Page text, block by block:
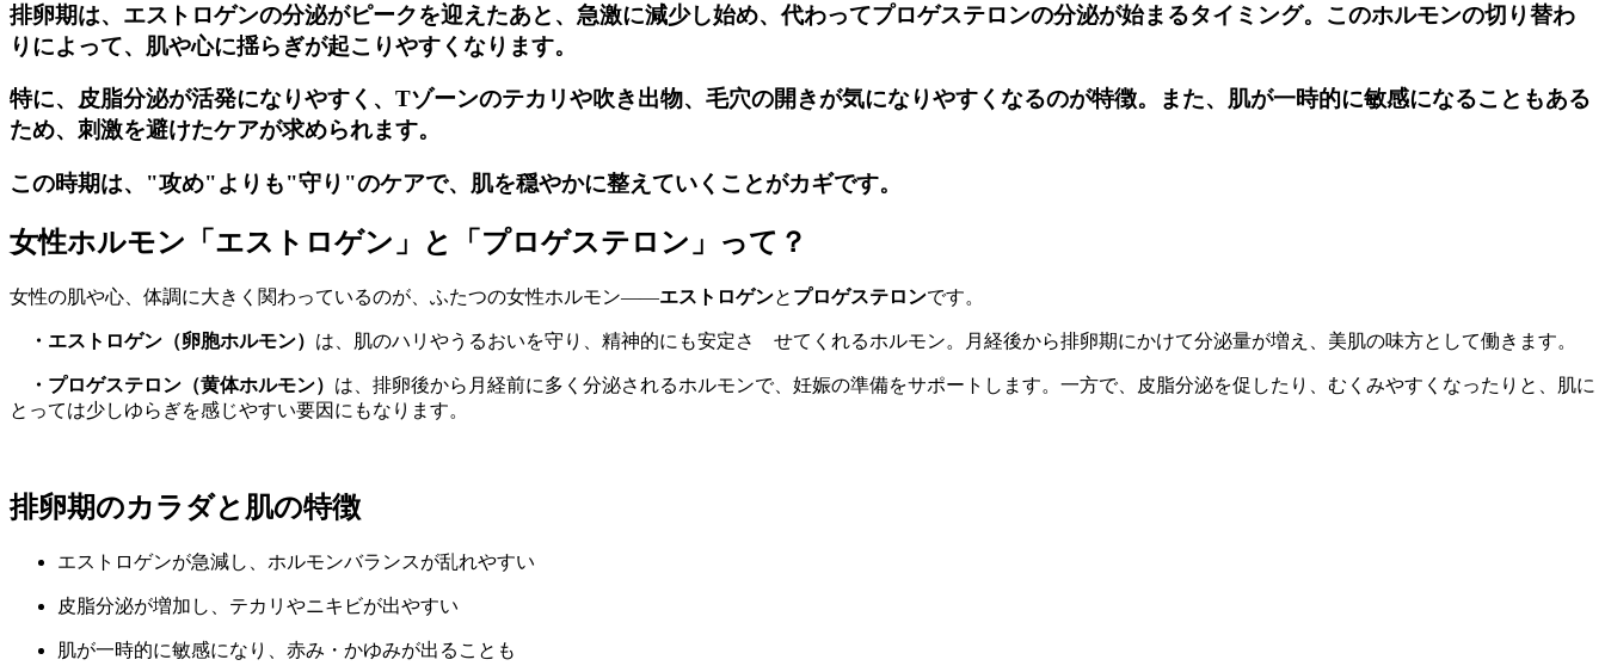
排卵期は、エストロゲンの分泌がピークを迎えたあと、急激に減少し始め、代わってプロゲステロンの分泌が始まるタイミング。このホルモンの切り替わ
りによって、肌や心に揺らぎが起こりやすくなります。
特に、皮脂分泌が活発になりやすく、Tゾーンのテカリや吹き出物、毛穴の開きが気になりやすくなるのが特徴。また、肌が一時的に敏感になることもある
ため、刺激を避けたケアが求められます。
この時期は、"攻め"よりも"守り"のケアで、肌を穏やかに整えていくことがカギです。
女性ホルモン「エストロゲン」と「プロゲステロン」って？
女性の肌や心、体調に大きく関わっているのが、ふたつの女性ホルモン――エストロゲンと プロゲステロンです。
・エストロゲン（卵胞ホルモン） は、肌のハリやうるおいを守り、精神的にも安定さ せてくれるホルモン。月経後から排卵期にかけて分泌量が増え、美肌の味方として働きます。
・プロゲステロン（黄体ホルモン） は、排卵後から月経前に多く分泌されるホルモンで、妊娠の準備をサポートします。一方で、皮脂分泌を促したり、むくみやすくなったりと、肌に
とっては少しゆらぎを感じやすい要因にもなります。
排卵期のカラダと肌の特徴
エストロゲンが急減し、ホルモンバランスが乱れやすい
皮脂分泌が増加し、テカリやニキビが出やすい
肌が一時的に敏感になり、赤み・かゆみが出ることも